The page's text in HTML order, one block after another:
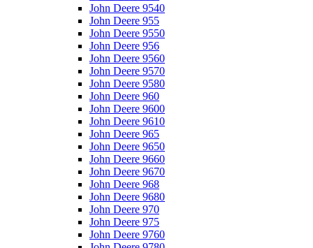
John Deere 9540
John Deere 955
John Deere 9550
John Deere 956
John Deere 9560
John Deere 9570
John Deere 9580
John Deere 960
John Deere 9600
John Deere 9610
John Deere 965
John Deere 9650
John Deere 9660
John Deere 9670
John Deere 968
John Deere 9680
John Deere 970
John Deere 975
John Deere 9760